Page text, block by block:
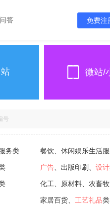
答 免费注
微站/
务类 餐饮、休闲娱乐生活
广告 、出版印刷、 设计
化工、原材料、农畜牧
家居百货、 工艺礼品类